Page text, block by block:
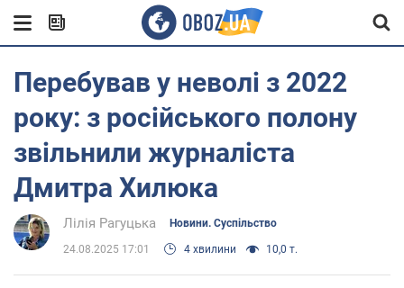
Перебував у неволі з 2022
року: з російського полону
звільнили журналіста
Дмитра Хилюка
Лілія Рагуцька Новини. Суспільство
24.08.2025 17:01 4 хвилини 10,0 т.